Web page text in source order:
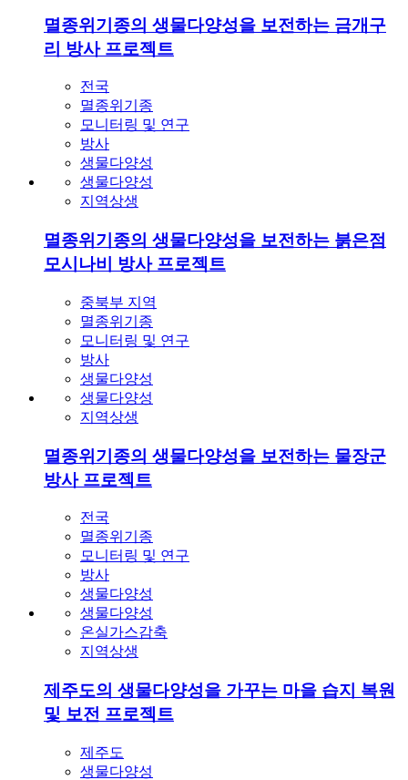
멸종위기종의 생물다양성을 보전하는 금개구
리 방사 프로젝트
전국
멸종위기종
모니터링 및 연구
방사
생물다양성
생물다양성
지역상생
멸종위기종의 생물다양성을 보전하는 붉은점
모시나비 방사 프로젝트
중북부 지역
멸종위기종
모니터링 및 연구
방사
생물다양성
생물다양성
지역상생
멸종위기종의 생물다양성을 보전하는 물장군
방사 프로젝트
전국
멸종위기종
모니터링 및 연구
방사
생물다양성
생물다양성
온실가스감축
지역상생
제주도의 생물다양성을 가꾸는 마을 습지 복원
및 보전 프로젝트
제주도
생물다양성